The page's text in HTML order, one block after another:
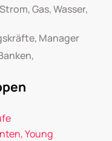
Gas, Wasser,
Manager
Young